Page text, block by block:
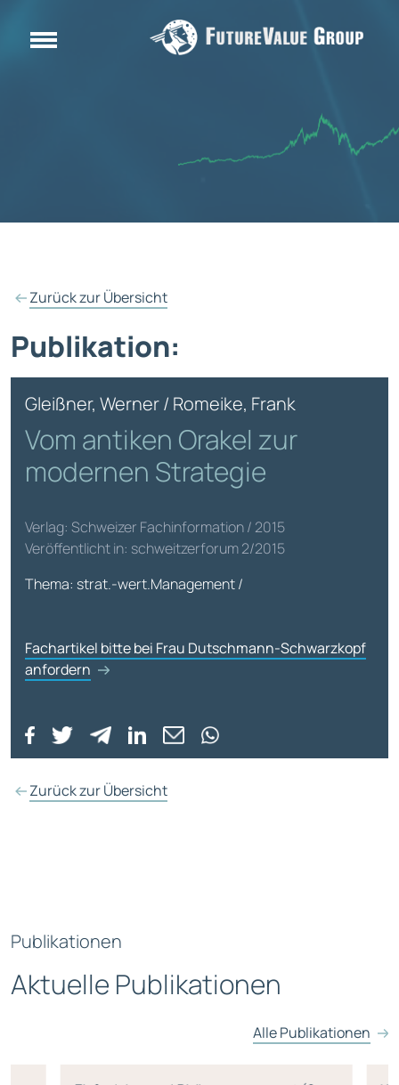
Zurück zur Übersicht
Publikation:
Gleißner, Werner / Romeike, Frank
Vom antiken Orakel zur
modernen Strategie
Verlag: Schweizer Fachinformation / 2015
Veröffentlicht in: schweitzerforum 2/2015
Thema: strat.-wert.Management /
Fachartikel bitte bei Frau Dutschmann-Schwarzkopf
anfordern
Zurück zur Übersicht
Publikationen
Aktuelle Publikationen
Alle Publikationen